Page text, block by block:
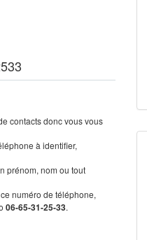
contacts donc vous vous
à identifier,
prénom, nom ou tout
numéro de téléphone,
06-65-31-25-33.